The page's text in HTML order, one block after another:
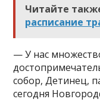
Читайте
расписание
— У нас
собор, Детинец,
сегодня